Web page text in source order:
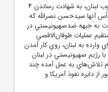
4- نفوذ رژيم صهيونيستي به جنوب لبنان، به شهادت رساندن 4
آنها سيدحسن نصرالله که
به جبهه ضدصهيونيستي در
عمليات طوفان‌الاقصي
به لبنان، روي کار آمدن
رژيم صهيونيستي در لبنان
تلاش‌هاي به عمل آمده چند
دايره نفوذ آمريکا و